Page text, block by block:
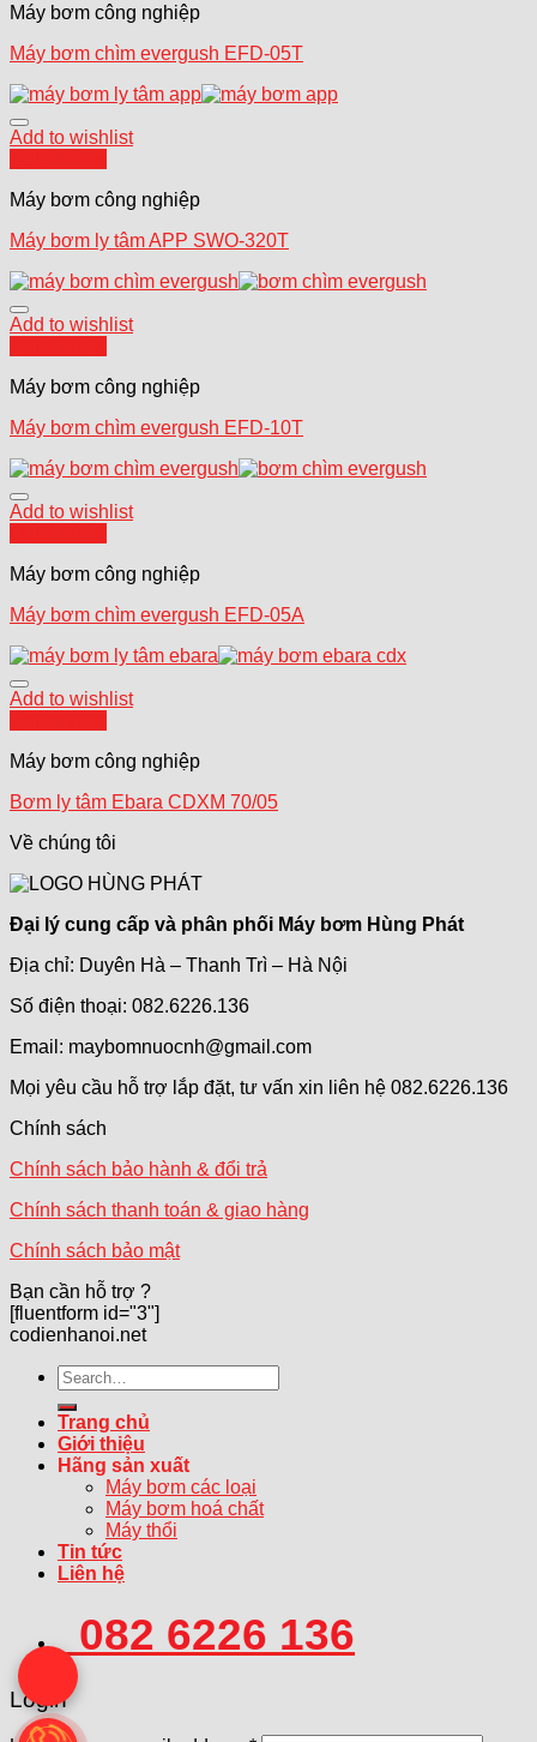
Máy bơm công nghiệp
Máy bơm chìm evergush EFD-05T
Add to wishlist
Máy bơm công nghiệp
Máy bơm ly tâm APP SWO-320T
Add to wishlist
Máy bơm công nghiệp
Máy bơm chìm evergush EFD-10T
Add to wishlist
Máy bơm công nghiệp
Máy bơm chìm evergush EFD-05A
Add to wishlist
Máy bơm công nghiệp
Bơm ly tâm Ebara CDXM 70/05
Về chúng tôi
Đại lý cung cấp và phân phối Máy bơm Hùng Phát
Địa chỉ: Duyên Hà – Thanh Trì – Hà Nội
Số điện thoại: 082.6226.136
Email: maybomnuocnh@gmail.com
Mọi yêu cầu hỗ trợ lắp đặt, tư vấn xin liên hệ 082.6226.136
Chính sách
Chính sách bảo hành & đổi trả
Chính sách thanh toán & giao hàng
Chính sách bảo mật
Bạn cần hỗ trợ ?
[fluentform id="3"]
codienhanoi.net
Search
for:
Trang chủ
Giới thiệu
Hãng sản xuất
Máy bơm các loại
Máy bơm hoá chất
Máy thổi
Tin tức
Liên hệ
082 6226 136
Login